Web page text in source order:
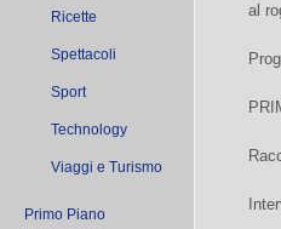
Ricette
Spettacoli
Sport
Technology
Viaggi e Turismo
Primo Piano
al